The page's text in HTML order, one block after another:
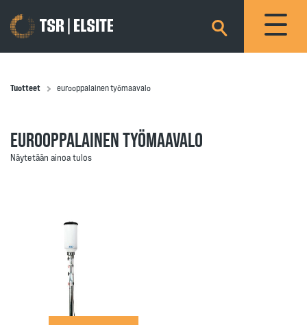
×
Tuotteet eurooppalainen työmaavalo
EUROOPPALAINEN TYÖMAAVALO
Näytetään ainoa tulos